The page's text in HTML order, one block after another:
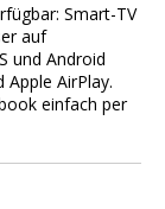
Smart-TV
auf
und Android
AirPlay.
einfach per